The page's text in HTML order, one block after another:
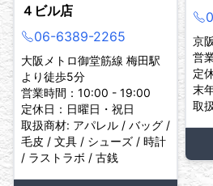
４ビル店
06-6389-2265
大阪メトロ御堂筋線 梅田駅
より徒歩5分
営業時間：10:00 - 19:00
定休日：日曜日・祝日
取扱商材: アパレル / バッグ /
毛皮 / 文具 / シューズ / 時計
/ ラストラボ / 古銭
京
営
定
末
取